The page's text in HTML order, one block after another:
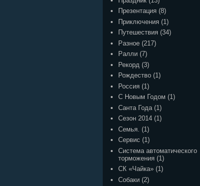
Презентация (8)
Приключения (1)
Путешествия (34)
Разное (217)
Ралли (7)
Рекорд (3)
Рождество (1)
Россия (1)
С Новым Годом (1)
Санта Года (1)
Сезон 2014 (1)
Семья. (1)
Сервис (1)
Система автоматического
торможения (1)
СК «Чайка» (1)
Собаки (2)